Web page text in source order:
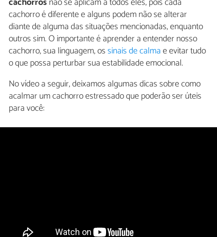
cachorro é diferente e alguns podem não se alterar
diante de alguma das situações mencionadas, enquanto
outros sim. O importante é aprender a entender nosso
cachorro, sua linguagem, ossinais de calmae evitar tudo
o que possa perturbar sua estabilidade emocional.
No vídeo a seguir, deixamos algumas dicas sobre como
acalmar um cachorro estressado que poderão ser úteis
para você: